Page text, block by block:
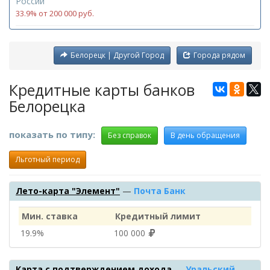
33.9% от 200 000 руб.
Города рядом
Белорецк | Другой Город
Кредитные карты банков
Белорецка
показать по типу: Без справок В день обращения
Льготный период
Лето-карта "Элемент" — Почта Банк
Мин. ставка
Кредитный лимит
19.9%
100 000